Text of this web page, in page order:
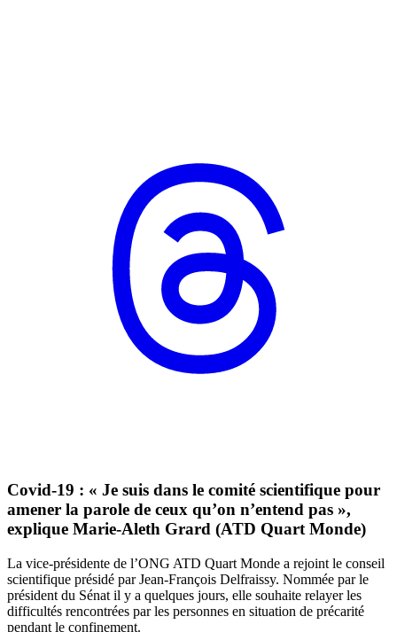
Covid-19 : « Je suis dans le comité scientifique pour
amener la parole de ceux qu’on n’entend pas »,
explique Marie-Aleth Grard (ATD Quart Monde)
La vice-présidente de l’ONG ATD Quart Monde a rejoint le conseil
scientifique présidé par Jean-François Delfraissy. Nommée par le
président du Sénat il y a quelques jours, elle souhaite relayer les
difficultés rencontrées par les personnes en situation de précarité
pendant le confinement.